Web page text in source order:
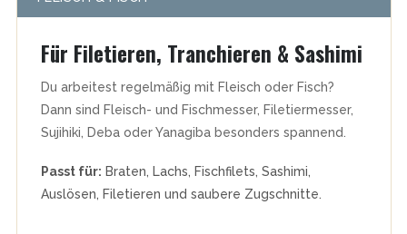
Für Filetieren, Tranchieren & Sashimi
Du arbeitest regelmäßig mit Fleisch oder Fisch?
Dann sind Fleisch- und Fischmesser, Filetiermesser,
Sujihiki, Deba oder Yanagiba besonders spannend.
Passt für: Braten, Lachs, Fischfilets, Sashimi,
Auslösen, Filetieren und saubere Zugschnitte.